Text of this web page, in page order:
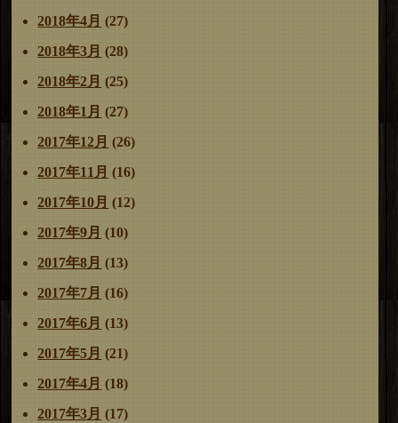
2018年4月 (27)
2018年3月 (28)
2018年2月 (25)
2018年1月 (27)
2017年12月 (26)
2017年11月 (16)
2017年10月 (12)
2017年9月 (10)
2017年8月 (13)
2017年7月 (16)
2017年6月 (13)
2017年5月 (21)
2017年4月 (18)
2017年3月 (17)